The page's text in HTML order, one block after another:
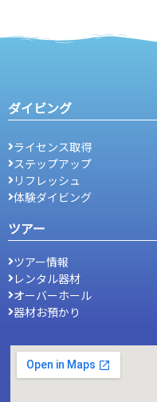
ダイビング
ライセンス取得
ステップアップ
リフレッシュ
体験ダイビング
ツアー
ツアー情報
レンタル器材
オーバーホール
器材お預かり